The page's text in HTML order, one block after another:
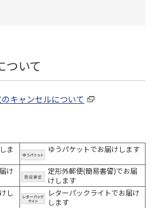
ついて
キャンセルについて
ま
ゆうパケットでお届けします
け
定形外郵便(簡易書留)でお届
けします
し
レターパックライトでお届け
します